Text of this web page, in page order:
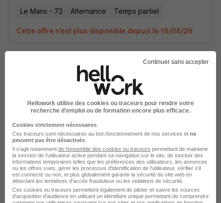
Le Mans - 72 Alternance Temps partiel
Cette offre n’est plus disponible depuis le 16/06/26
Assistant de Vie - Alternance H/F
Sarthe - 72 Alternance
Cette offre n’est plus disponible depuis le 10/06/26
Continuer sans accepter
Hellowork utilise des cookies ou traceurs pour rendre votre
recherche d’emploi ou de formation encore plus efficace.
Cookies strictement nécessaires
Ces traceurs sont nécessaires au bon fonctionnement de nos services et ne
peuvent pas être désactivés
Il s'agit notamment de l'ensemble des cookies ou traceurs permettant de maintenir
la session de l'utilisateur active pendant sa navigation sur le site, de stocker des
informations temporaires telles que les préférences des utilisateurs, les annonces
ou les offres vues, gérer les processus d'identification de l'utilisateur, vérifier s'il
est connecté ou non, et plus globalement garantir la sécurité du site web en
détectant les tentatives d'accès frauduleux ou les violations de sécurité.
Ces cookies ou traceurs permettent également de piloter et suivre les sources
d'acquisition d'audience en utilisant un identifiant unique permettant de comprendre